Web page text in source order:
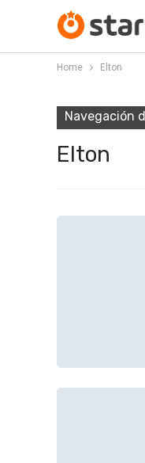
Home Elton
Navegación
Elton